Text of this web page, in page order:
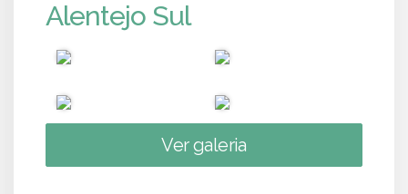
Alentejo Sul
Ver galeria